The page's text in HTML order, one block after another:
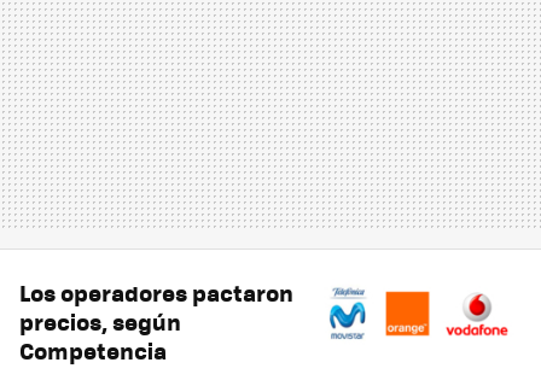
Los operadores pactaron
precios, según
Competencia